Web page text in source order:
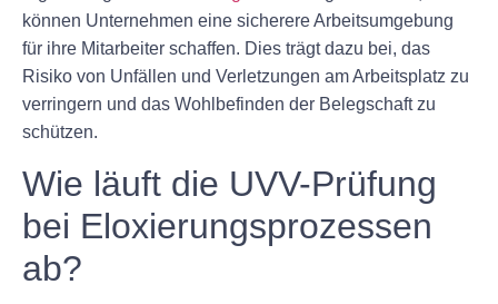
können Unternehmen eine sicherere Arbeitsumgebung
für ihre Mitarbeiter schaffen. Dies trägt dazu bei, das
Risiko von Unfällen und Verletzungen am Arbeitsplatz zu
verringern und das Wohlbefinden der Belegschaft zu
schützen.
Wie läuft die UVV-Prüfung
bei Eloxierungsprozessen
ab?